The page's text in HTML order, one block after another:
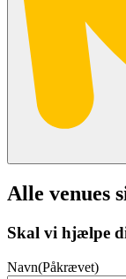
Alle venues
Skal vi hjælpe
Navn(Påkrævet)